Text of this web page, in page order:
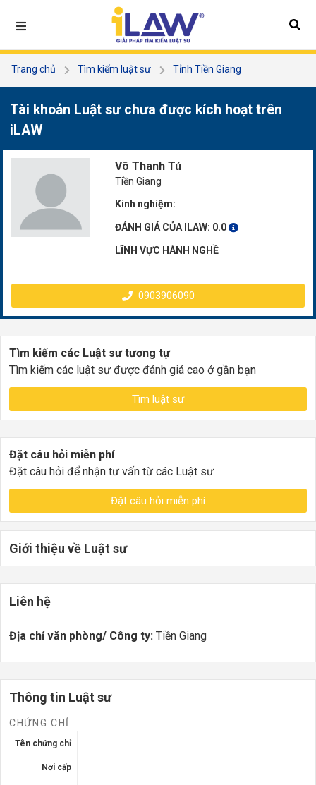
Trang chủ Tìm kiếm luật sư
Tỉnh Tiền Giang
Tài khoản Luật sư chưa được kích hoạt trên
iLAW
Võ Thanh Tú
Tiền Giang
Kinh nghiệm:
ĐÁNH GIÁ CỦA ILAW: 0.0
LĨNH VỰC HÀNH NGHỀ
0903906090
Tìm kiếm các Luật sư tương tự
Tìm kiếm các luật sư được đánh giá cao ở gần bạn
Tìm luật sư
Đặt câu hỏi miễn phí
Đặt câu hỏi để nhận tư vấn từ các Luật sư
Đặt câu hỏi miễn phí
Giới thiệu về Luật sư
Liên hệ
Địa chỉ văn phòng/ Công ty: Tiền Giang
Thông tin Luật sư
CHỨNG CHỈ
Tên chứng chỉ
Nơi cấp